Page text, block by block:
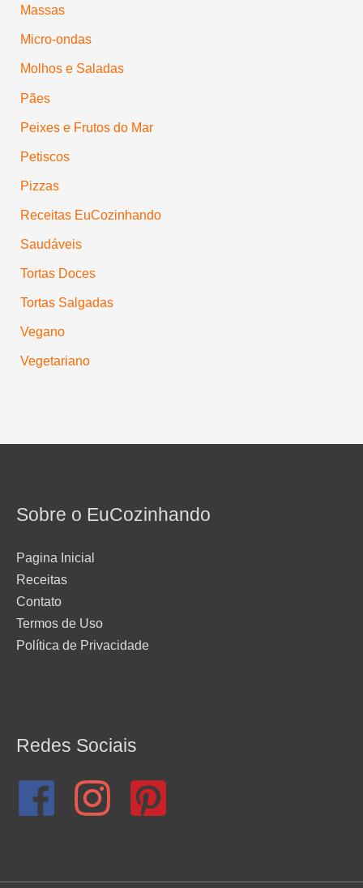
Massas
Micro-ondas
Molhos e Saladas
Pães
Peixes e Frutos do Mar
Petiscos
Pizzas
Receitas EuCozinhando
Saudáveis
Tortas Doces
Tortas Salgadas
Vegano
Vegetariano
Sobre o EuCozinhando
Pagina Inicial
Receitas
Contato
Termos de Uso
Política de Privacidade
Redes Sociais